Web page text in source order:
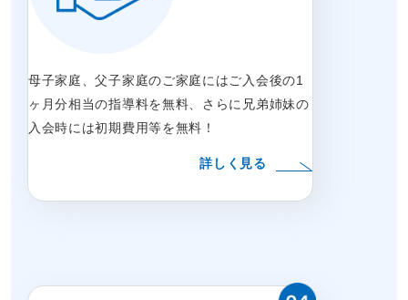
母子家庭、父子家庭のご家庭にはご入会後の1
ヶ月分相当の指導料を無料、さらに兄弟姉妹の
入会時には初期費用等を無料！
詳しく見る